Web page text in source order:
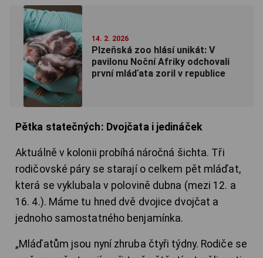
14. 2. 2026
Plzeňská zoo hlásí unikát: V
pavilonu Noční Afriky odchovali
první mláďata zoril v republice
Pětka statečných: Dvojčata i jedináček
Aktuálně v kolonii probíhá náročná šichta. Tři
rodičovské páry se starají o celkem pět mláďat,
která se vyklubala v polovině dubna (mezi 12. a
16. 4.). Máme tu hned dvě dvojice dvojčat a
jednoho samostatného benjamínka.
„Mláďatům jsou nyní zhruba čtyři týdny. Rodiče se